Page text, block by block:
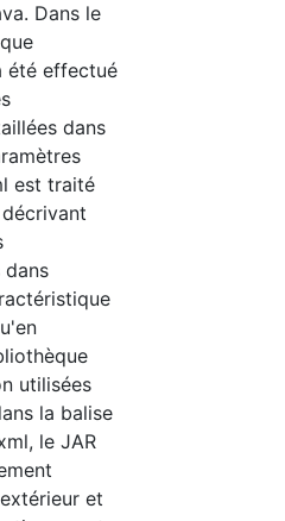
Dans le
été effectué
dans
est traité
utilisées
la balise
le JAR
et